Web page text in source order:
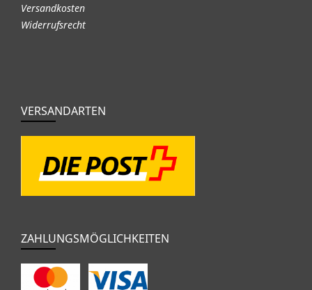
Versandkosten
Widerrufsrecht
VERSANDARTEN
ZAHLUNGSMÖGLICHKEITEN